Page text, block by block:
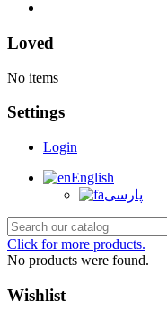
Loved
No items
Settings
Login
English
پارسی
Click for more products.
No products were found.
Wishlist